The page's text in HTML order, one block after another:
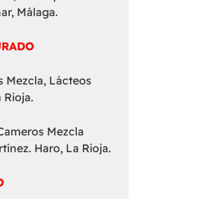
Málaga.
Mezcla, Lácteos
Rioja.
Mezcla
Haro, La Rioja.